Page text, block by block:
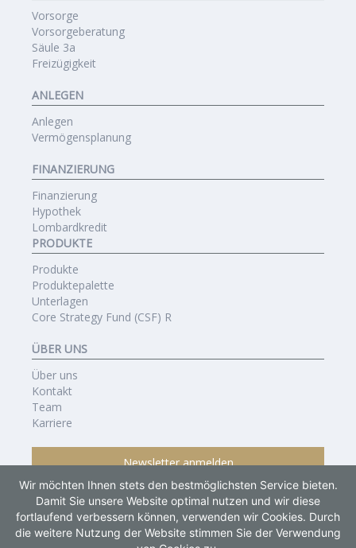
Vorsorge
Vorsorgeberatung
Säule 3a
Freizügigkeit
ANLEGEN
Anlegen
Vermögensplanung
FINANZIERUNG
Finanzierung
Hypothek
Lombardkredit
PRODUKTE
Produkte
Produktepalette
Unterlagen
Core Strategy Fund (CSF) R
ÜBER UNS
Über uns
Kontakt
Team
Karriere
Newsletter anmelden
Wir möchten Ihnen stets den bestmöglichsten Service bieten.
Damit Sie unsere Website optimal nutzen und wir diese
fortlaufend verbessern können, verwenden wir Cookies. Durch
die weitere Nutzung der Website stimmen Sie der Verwendung